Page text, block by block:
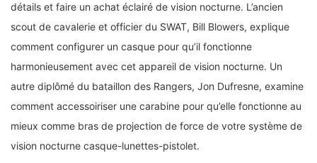
détails et faire un achat éclairé de vision nocturne. L’ancien
scout de cavalerie et officier du SWAT, Bill Blowers, explique
comment configurer un casque pour qu’il fonctionne
harmonieusement avec cet appareil de vision nocturne. Un
autre diplômé du bataillon des Rangers, Jon Dufresne, examine
comment accessoiriser une carabine pour qu’elle fonctionne au
mieux comme bras de projection de force de votre système de
vision nocturne casque-lunettes-pistolet.